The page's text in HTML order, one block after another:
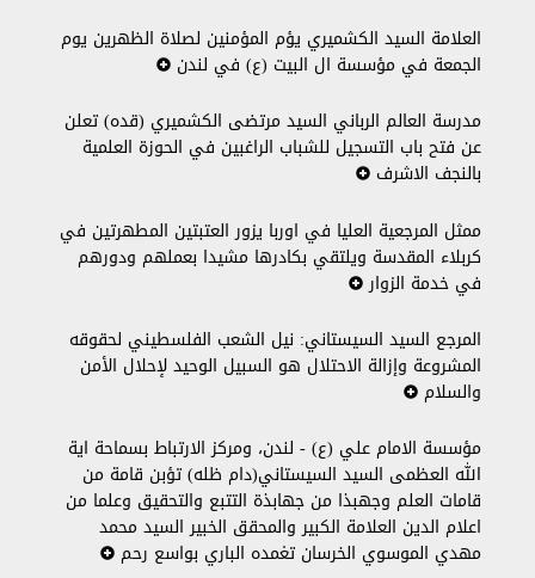
العلامة السيد الكشميري يؤم المؤمنين لصلاة الظهرين يوم
الجمعة في مؤسسة ال البيت (ع) في لندن
مدرسة العالم الرباني السيد مرتضى الكشميري (قده) تعلن
عن فتح باب التسجيل للشباب الراغبين في الحوزة العلمية
بالنجف الاشرف
ممثل المرجعية العليا في اوربا يزور العتبتين المطهرتين في
كربلاء المقدسة ويلتقي بكادرها مشيدا بعملهم ودورهم
في خدمة الزوار
المرجع السيد السيستاني: نيل الشعب الفلسطيني لحقوقه
المشروعة وإزالة الاحتلال هو السبيل الوحيد لإحلال الأمن
والسلام
مؤسسة الامام علي (ع) - لندن، ومركز الارتباط بسماحة اية
الله العظمى السيد السيستاني(دام ظله) تؤبن قامة من
قامات العلم وجهبذا من جهابذة التتبع والتحقيق وعلما من
اعلام الدين العلامة الكبير والمحقق الخبير السيد محمد
مهدي الموسوي الخرسان تغمده الباري بواسع رحم